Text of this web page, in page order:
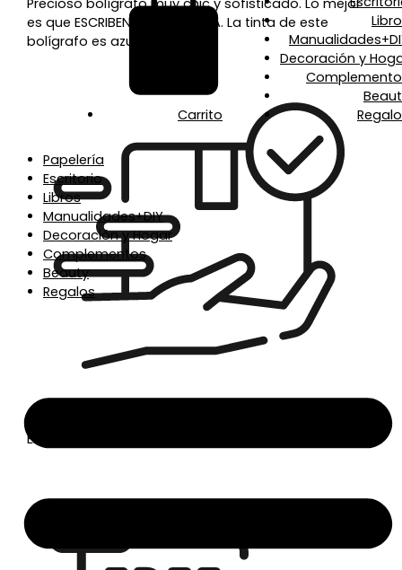
Carrito
Decoración y
Papelería
Escritorio
Libros
Manualidades+DIY
Decoración y Hogar
Complementos
Beauty
Regalos
es que ESCRIBEN DE MARAVILLA. La tinta de este
bolígrafo es azul.
Envío en 24/48h